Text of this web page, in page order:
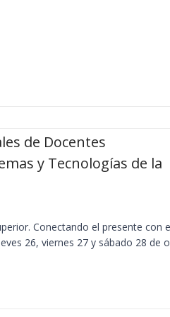
de Docentes
y Tecnologías de la
Conectando el presente con
26, viernes 27 y sábado 28 de